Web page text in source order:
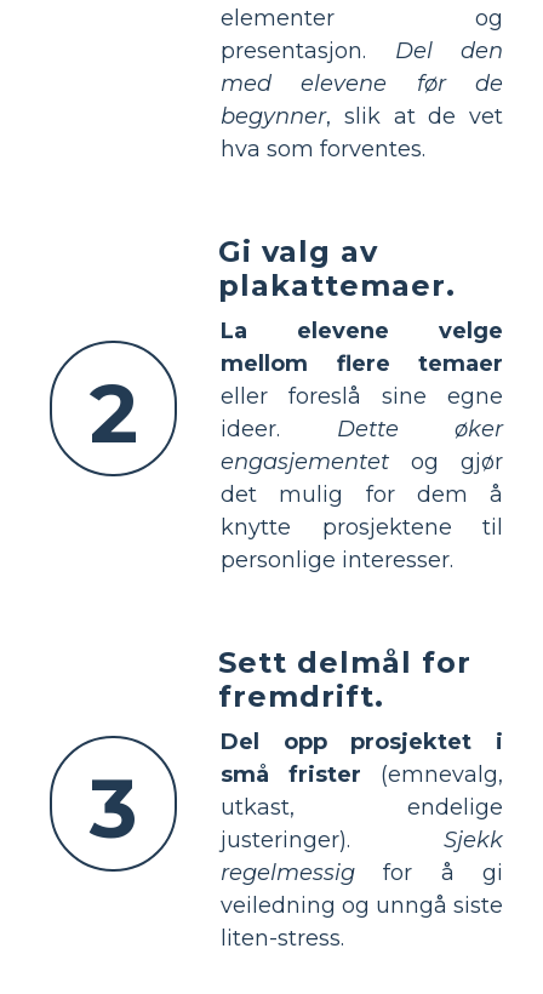
elementer og
presentasjon. Del den
med elevene før de
begynner, slik at de vet
hva som forventes.
2
Gi valg av
plakattemaer.
La elevene velge
mellom flere temaer
eller foreslå sine egne
ideer. Dette øker
engasjementet og gjør
det mulig for dem å
knytte prosjektene til
personlige interesser.
3
Sett delmål for
fremdrift.
Del opp prosjektet i
små frister (emnevalg,
utkast, endelige
justeringer). Sjekk
regelmessig for å gi
veiledning og unngå siste
liten-stress.